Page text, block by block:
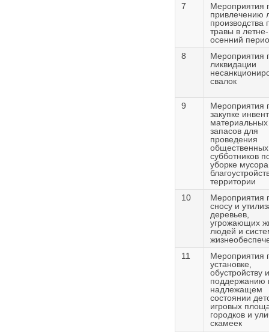
7
Мероприятия
привлечению
производства
травы в летне-
осенний
8
Мероприятия
ликвидации
свалок
9
Мероприятия
закупке
материальных
запасов для
проведения
общественных
субботников
уборке
территории
10
Мероприятия
сносу и
деревьев,
угрожающих
людей и
11
Мероприятия
установке,
обустройству и
поддержанию
надлежащем
состоянии
игровых
городков и
скамеек